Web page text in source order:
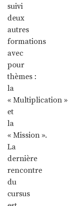
suivi
deux
autres
formations
avec
pour
thèmes :
la
« Multiplication »
et
la
« Mission ».
La
dernière
rencontre
du
cursus